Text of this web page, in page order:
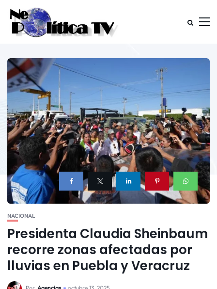
NACIONAL
Presidenta Claudia Sheinbaum
recorre zonas afectadas por
lluvias en Puebla y Veracruz